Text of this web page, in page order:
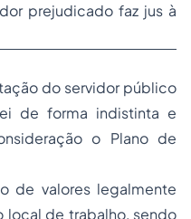
prejudicado faz jus à
do servidor público
de forma indistinta e
o Plano de
de valores legalmente
local de trabalho, sendo